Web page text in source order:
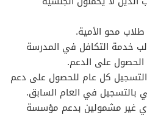
محو الأمية.
خدمة التكافل في المدرسة
الحصول على الدعم.
كل عام للحصول على دعم
في العام السابق.
غير مشمولين بدعم مؤسسة